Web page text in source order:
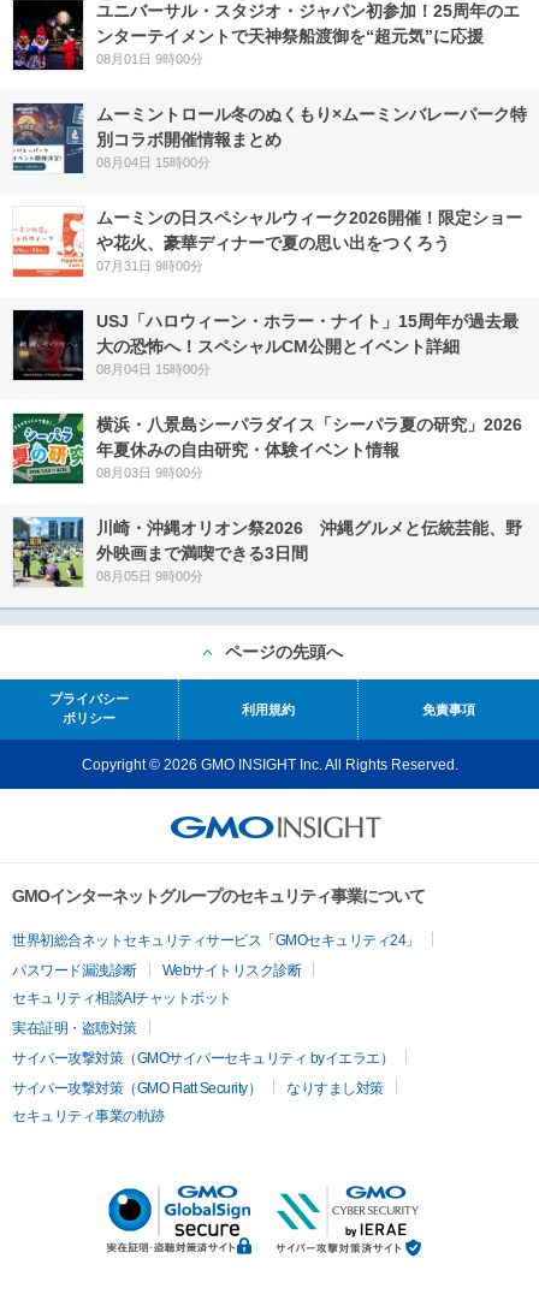
ユニバーサル・スタジオ・ジャパン初参加！25周年のエ
ンターテイメントで天神祭船渡御を“超元気”に応援
08月01日 9時00分
ムーミントロール冬のぬくもり×ムーミンバレーパーク特
別コラボ開催情報まとめ
08月04日 15時00分
ムーミンの日スペシャルウィーク2026開催！限定ショー
や花火、豪華ディナーで夏の思い出をつくろう
07月31日 9時00分
USJ「ハロウィーン・ホラー・ナイト」15周年が過去最
大の恐怖へ！スペシャルCM公開とイベント詳細
08月04日 15時00分
横浜・八景島シーパラダイス「シーパラ夏の研究」2026
年夏休みの自由研究・体験イベント情報
08月03日 9時00分
川崎・沖縄オリオン祭2026 沖縄グルメと伝統芸能、野
外映画まで満喫できる3日間
08月05日 9時00分
ページの先頭へ
プライバシー
ポリシー
利用規約 免責事項
Copyright © 2026 GMO INSIGHT Inc. All Rights Reserved.
GMOインターネットグループのセキュリティ事業について
世界初総合ネットセキュリティサービス「GMOセキュリティ24」
パスワード漏洩診断
Webサイトリスク診断
セキュリティ相談AIチャットボット
実在証明・盗聴対策
サイバー攻撃対策（GMOサイバーセキュリティ byイエラエ）
サイバー攻撃対策（GMO Flatt Security）
なりすまし対策
セキュリティ事業の軌跡